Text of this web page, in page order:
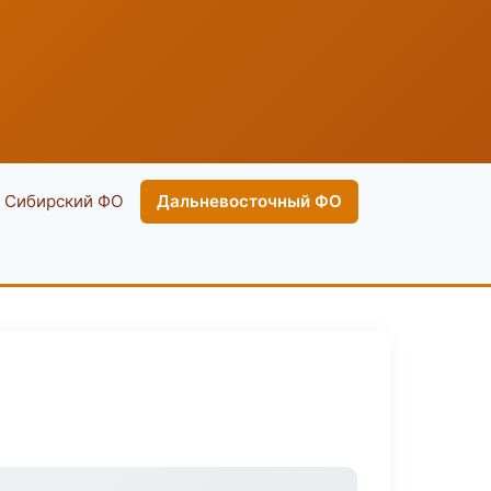
Сибирский ФО Дальневосточный ФО